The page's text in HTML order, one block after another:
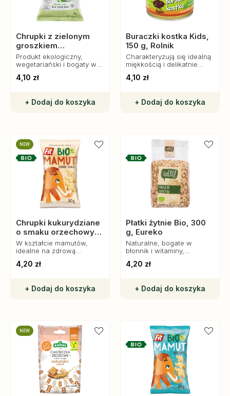
Chrupki z zielonym
groszkiem
śmietankowo -
cebulowe bez glutenu
Bio, 35 g, McLloyd’s
Produkt ekologiczny,
wegetariański i bogaty w
dzień.
4,10 zł
+ Dodaj do koszyka
Buraczki kostka Kids,
150 g, Rolnik
Charakteryzują się idealną
miękkością i delikatnie
przypadnie do gustu
4,10 zł
+ Dodaj do koszyka
NEW
Chrupki kukurydziane
o smaku orzechowym
bezglutenowe BIO
W kształcie mamutów,
idealne na zdrową
dodatków.
4,20 zł
+ Dodaj do koszyka
Płatki żytnie Bio, 300
g, Eureko
Naturalne, bogate w
błonnik i witaminy,
mleka i owoców.
4,20 zł
+ Dodaj do koszyka
NEW